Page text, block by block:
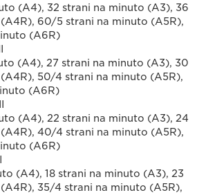
(A4), 32 strani na minuto (A3), 36
60/5 strani na minuto (A5R),
(A6R)
(A4), 27 strani na minuto (A3), 30
50/4 strani na minuto (A5R),
(A6R)
(A4), 22 strani na minuto (A3), 24
40/4 strani na minuto (A5R),
(A6R)
(A4), 18 strani na minuto (A3), 23
35/4 strani na minuto (A5R),